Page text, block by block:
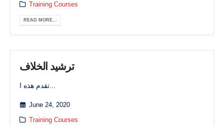
Training Courses
READ MORE...
ترشيد الخلاف
June 24, 2020
Training Courses